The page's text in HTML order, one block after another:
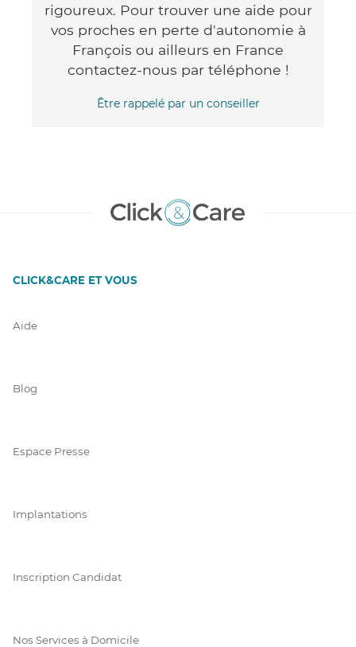
rigoureux. Pour trouver une aide pour
vos proches en perte d'autonomie à
François ou ailleurs en France
contactez-nous par téléphone !
Être rappelé par un conseiller
CLICK&CARE ET VOUS
Aide
Blog
Espace Presse
Implantations
Inscription Candidat
Nos Services à Domicile